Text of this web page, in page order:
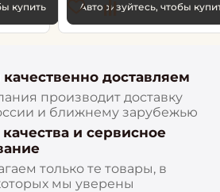
купить Авторизуйтесь, чтобы
доставляем
производит доставку
и ближнему зарубежью
и сервисное
только те товары, в
мы уверены